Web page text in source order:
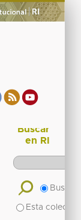
Buscar
en RI
Buscar
Esta